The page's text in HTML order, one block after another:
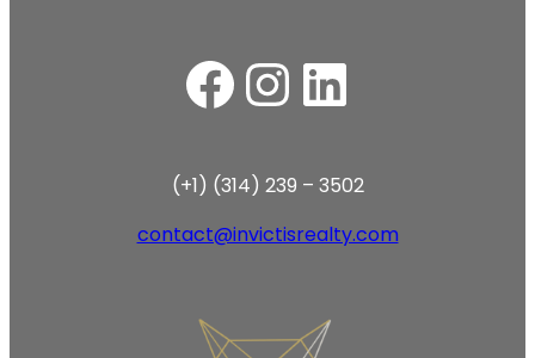
Facebook Instagram LinkedIn
(+1) (314) 239 – 3502
contact@invictisrealty.com